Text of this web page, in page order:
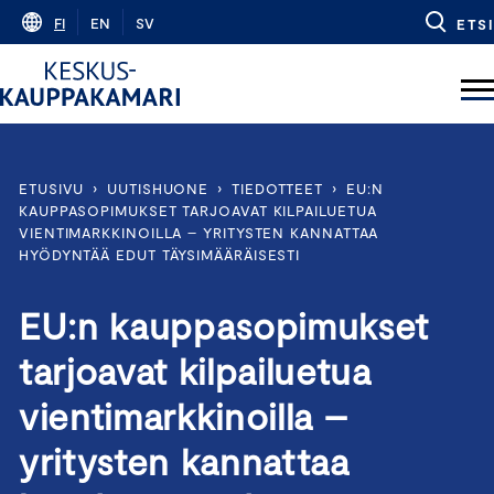
Skip
content
FI EN SV ETSI
ETUSIVU › UUTISHUONE › TIEDOTTEET ›
EU:N
KAUPPASOPIMUKSET TARJOAVAT KILPAILUETUA
VIENTIMARKKINOILLA – YRITYSTEN KANNATTAA
HYÖDYNTÄÄ EDUT TÄYSIMÄÄRÄISESTI
EU:n kauppasopimukset
tarjoavat kilpailuetua
vientimarkkinoilla –
yritysten kannattaa